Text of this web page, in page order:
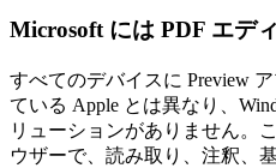
Microsoft には PDF エデ
すべてのデバイスに Preview
ている Apple とは異なり、
リューションがありません。
ウザーで、読み取り、注釈、